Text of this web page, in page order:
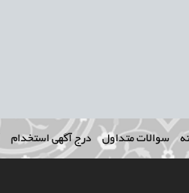
سوالات متداول درج آگهی استخدام